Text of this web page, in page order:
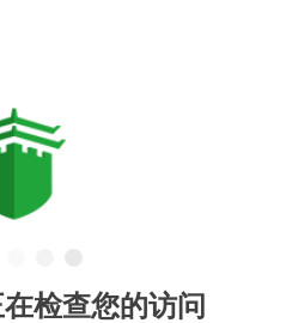
检查您的访问